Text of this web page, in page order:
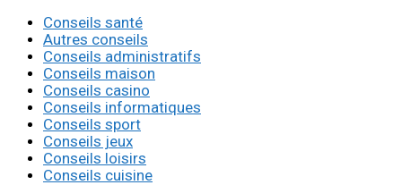
Conseils santé
Autres conseils
Conseils administratifs
Conseils maison
Conseils casino
Conseils informatiques
Conseils sport
Conseils jeux
Conseils loisirs
Conseils cuisine